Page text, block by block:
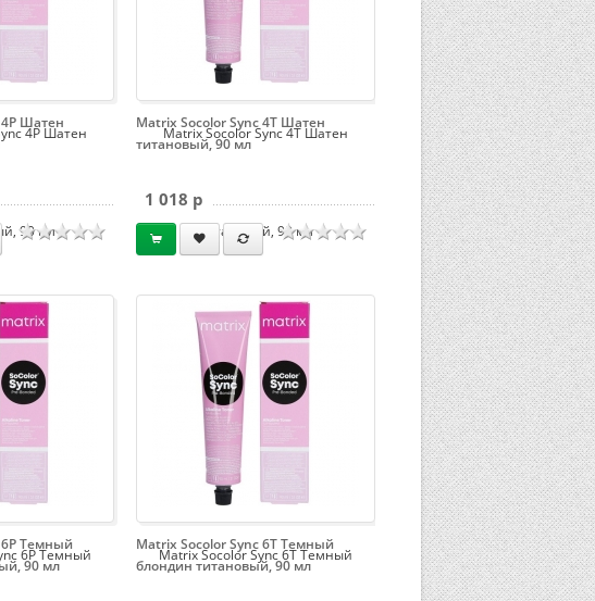
4P Шатен
90 мл
Шатен
Matrix Socolor Sync 4T Шатен
титановый, 90 мл
Matrix Socolor Sync 4T Шатен
титановый, 90 мл
1 018 p
6P Темный
Темный
90 мл
Matrix Socolor Sync 6T Темный
Matrix Socolor Sync 6T Темный
блондин титановый, 90 мл